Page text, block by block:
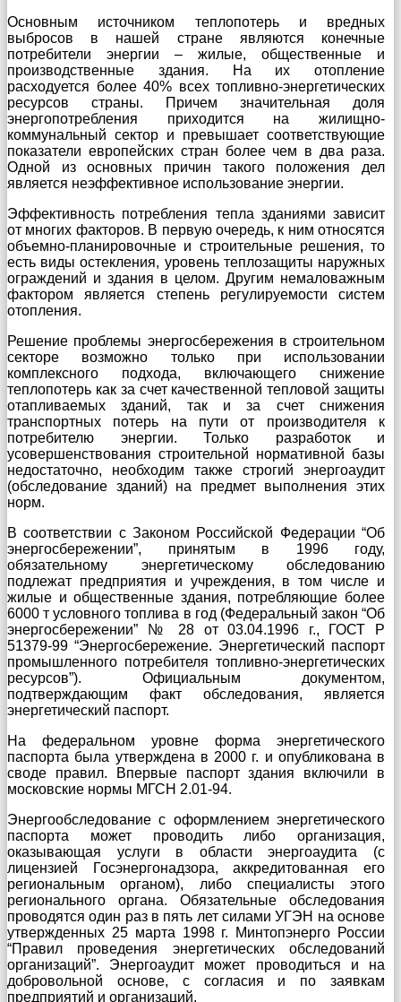
Основным источником теплопотерь и вредных
выбросов в нашей стране являются конечные
потребители энергии – жилые, общественные и
производственные здания. На их отопление
расходуется более 40% всех топливно-энергетических
ресурсов страны. Причем значительная доля
энергопотребления приходится на жилищно-
коммунальный сектор и превышает соответствующие
показатели европейских стран более чем в два раза.
Одной из основных причин такого положения дел
является неэффективное использование энергии.
Эффективность потребления тепла зданиями зависит
от многих факторов. В первую очередь, к ним относятся
объемно-планировочные и строительные решения, то
есть виды остекления, уровень теплозащиты наружных
ограждений и здания в целом. Другим немаловажным
фактором является степень регулируемости систем
отопления.
Решение проблемы энергосбережения в строительном
секторе возможно только при использовании
комплексного подхода, включающего снижение
теплопотерь как за счет качественной тепловой защиты
отапливаемых зданий, так и за счет снижения
транспортных потерь на пути от производителя к
потребителю энергии. Только разработок и
усовершенствования строительной нормативной базы
недостаточно, необходим также строгий энергоаудит
(обследование зданий) на предмет выполнения этих
норм.
В соответствии с Законом Российской Федерации “Об
энергосбережении”, принятым в 1996 году,
обязательному энергетическому обследованию
подлежат предприятия и учреждения, в том числе и
жилые и общественные здания, потребляющие более
6000 т условного топлива в год (Федеральный закон “Об
энергосбережении” № 28 от 03.04.1996 г., ГОСТ Р
51379-99 “Энергосбережение. Энергетический паспорт
промышленного потребителя топливно-энергетических
ресурсов”). Официальным документом,
подтверждающим факт обследования, является
энергетический паспорт.
На федеральном уровне форма энергетического
паспорта была утверждена в 2000 г. и опубликована в
своде правил. Впервые паспорт здания включили в
московские нормы МГСН 2.01-94.
Энергообследование с оформлением энергетического
паспорта может проводить либо организация,
оказывающая услуги в области энергоаудита (с
лицензией Госэнергонадзора, аккредитованная его
региональным органом), либо специалисты этого
регионального органа. Обязательные обследования
проводятся один раз в пять лет силами УГЭН на основе
утвержденных 25 марта 1998 г. Минтопэнерго России
“Правил проведения энергетических обследований
организаций”. Энергоаудит может проводиться и на
добровольной основе, с согласия и по заявкам
предприятий и организаций.